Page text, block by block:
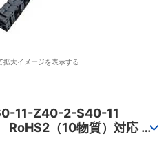
拡大イメージを表示する
11-Z40-2-S40-11
RoHS2（10物質）対応 ケ
低騒音タイプ